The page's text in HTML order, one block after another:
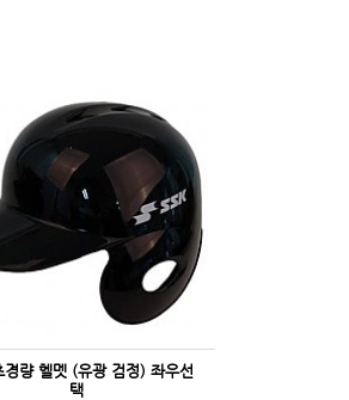
경량 헬멧 (유광 검정) 좌우선
택